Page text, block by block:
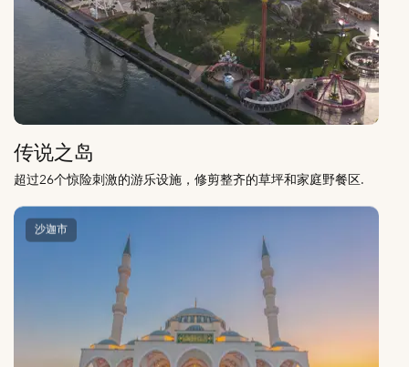
传说之岛
超过26个惊险刺激的游乐设施，修剪整齐的草坪和家庭野餐区.
沙迦市